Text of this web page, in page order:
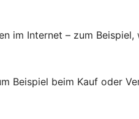
im Internet – zum Beispiel,
Beispiel beim Kauf oder